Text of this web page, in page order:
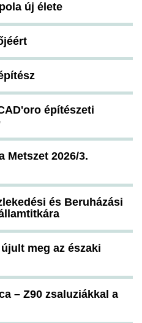
új élete
építészeti
Metszet 2026/3.
és Beruházási
meg az északi
– Z90 zsaluziákkal a